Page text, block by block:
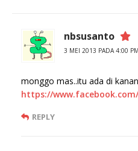
nbsusanto
3 MEI 2013 PADA 4:00 PM
monggo mas..itu ada di
https://
REPLY